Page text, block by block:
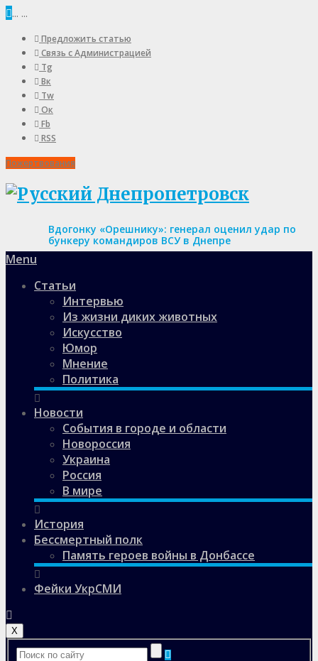
... ...
Предложить статью
Связь с Администрацией
Tg
Вк
Tw
Ок
Fb
RSS
Пожертвования
Вдогонку «Орешнику»: генерал оценил удар по
бункеру командиров ВСУ в Днепре
Menu
Статьи
Интервью
Из жизни диких животных
Искусство
Юмор
Мнение
Политика
Новости
События в городе и области
Новороссия
Украина
Россия
В мире
История
Бессмертный полк
Память героев войны в Донбассе
Фейки УкрСМИ
X